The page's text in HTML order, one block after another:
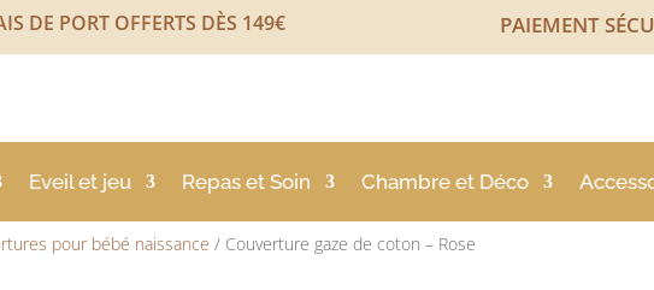
DE PORT OFFERTS DÈS 149€ PAIEMENT
Eveil et jeu Repas et Soin Chambre et Déco
pour bébé naissance / Couverture gaze de coton – Rose